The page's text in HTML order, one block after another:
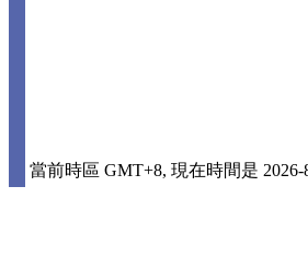
當前時區 GMT+8, 現在時間是 2026-